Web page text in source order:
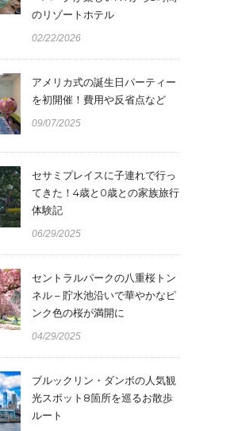
のリゾートホテル
02/22/2026
アメリカ式の誕生日パーティー
を初開催！費用や反省点など
09/07/2025
セサミプレイスに子連れで行っ
てきた！4歳と0歳との家族旅行
体験記
06/29/2025
セントラルパークの八重桜トン
ネル – 貯水池沿いで華やかなピ
ンク色の桜が満開に
04/29/2025
ブルックリン・ダンボの人気観
光スポット8箇所を巡るお散歩
ルート